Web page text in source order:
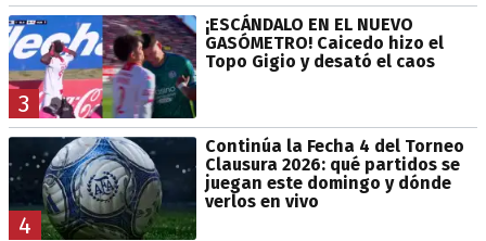
3
¡ESCÁNDALO EN EL NUEVO
GASÓMETRO! Caicedo hizo el
Topo Gigio y desató el caos
4
Continúa la Fecha 4 del Torneo
Clausura 2026: qué partidos se
juegan este domingo y dónde
verlos en vivo